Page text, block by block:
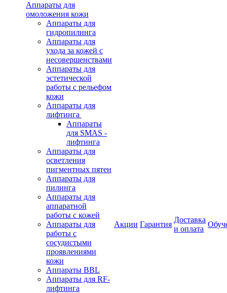
Аппараты для
омоложения кожи
Аппараты для
гидропилинга
Аппараты для
ухода за кожей с
несовершенствами
Аппараты для
эстетической
работы с рельефом
кожи
Аппараты для
лифтинга
Аппараты
для SMAS -
лифтинга
Аппараты для
осветления
пигментных пятен
Аппараты для
пилинга
Аппараты для
аппаратной
работы с кожей
Аппараты для
работы с
сосудистыми
проявлениями
кожи
Аппараты BBL
Аппараты для RF-
лифтинга
Акции Гарантия
Доставка
и оплата